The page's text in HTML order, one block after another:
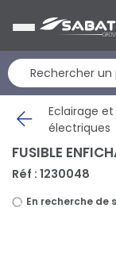
Eclairage
électriques
FUSIBLE
Réf : 1230048
En recherche de